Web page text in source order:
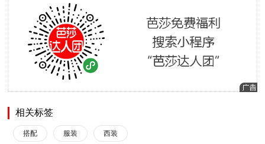
相关标签
搭配 服装 西装